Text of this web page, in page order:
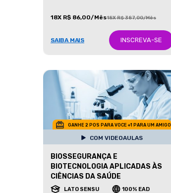
18X R$ 86,00/Mês18X R$ 387,00/Mês
SAIBA MAIS INSCREVA-SE
GANHE 2 POS PARA VOCE +1 PARA UM AMIGO
COM VIDEOAULAS
BIOSSEGURANÇA E
BIOTECNOLOGIA APLICADAS ÀS
CIÊNCIAS DA SAÚDE
LATO SENSU 100% EAD